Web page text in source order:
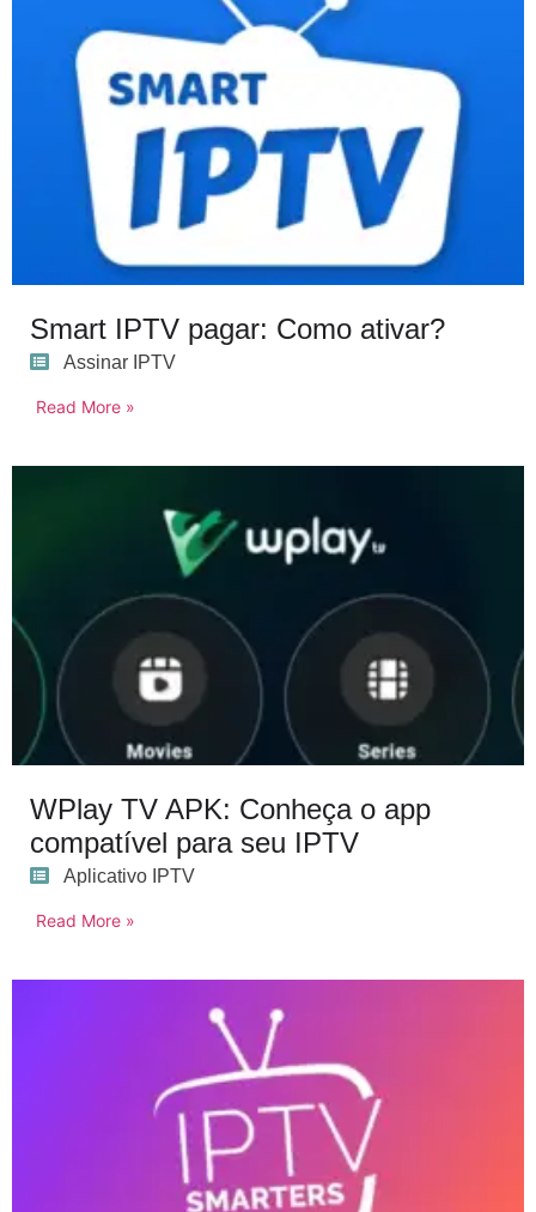
Smart IPTV pagar: Como ativar?
Assinar IPTV
Read More »
WPlay TV APK: Conheça o app
compatível para seu IPTV
Aplicativo IPTV
Read More »